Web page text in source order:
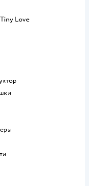
Tiny Love